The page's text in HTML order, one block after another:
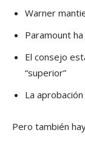
Warner
Paramount
El consejo
“superior”
La
Pero también